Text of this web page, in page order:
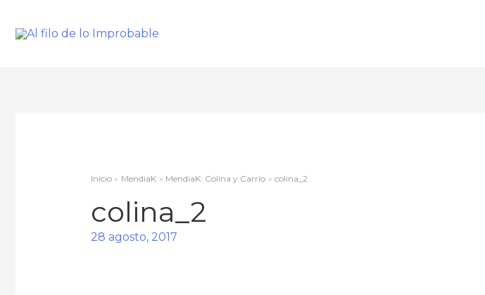
Inicio MendiaK MendiaK: Colina y Carrío colina_2
colina_2
28 agosto, 2017